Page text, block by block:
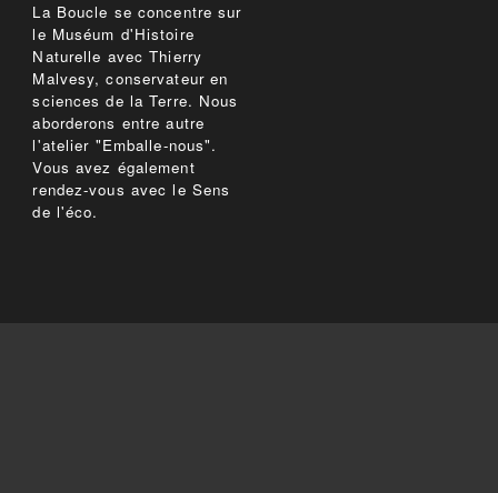
La Boucle se concentre sur
le Muséum d'Histoire
Naturelle avec Thierry
Malvesy, conservateur en
sciences de la Terre. Nous
aborderons entre autre
l'atelier "Emballe-nous".
Vous avez également
rendez-vous avec le Sens
de l'éco.